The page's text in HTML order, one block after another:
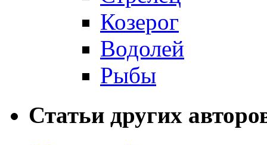
Козерог
Водолей
Рыбы
Статьи других